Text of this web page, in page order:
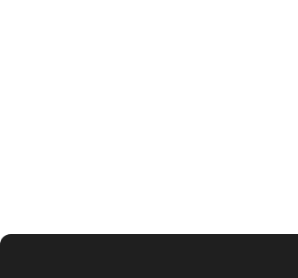
ZÁPÄTIE